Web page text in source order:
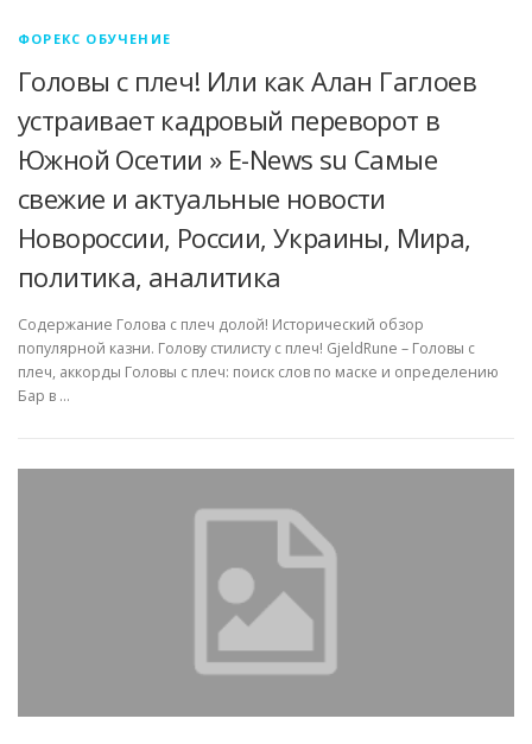
ФОРЕКС ОБУЧЕНИЕ
Головы с плеч! Или как Алан Гаглоев
устраивает кадровый переворот в
Южной Осетии » E-News su Cамые
свежие и актуальные новости
Новороссии, России, Украины, Мира,
политика, аналитика
Содержание Голова с плеч долой! Исторический обзор
популярной казни. Голову стилисту с плеч! GjeldRune – Головы с
плеч, аккорды Головы с плеч: поиск слов по маске и определению
Бар в …